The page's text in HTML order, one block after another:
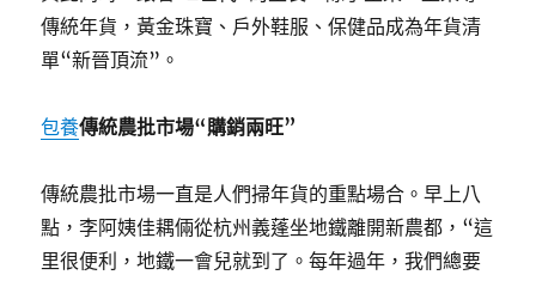
傳統年貨，黃金珠寶、戶外鞋服、保健品成為年貨清
單“新晉頂流”。
包養傳統農批市場“購銷兩旺”
傳統農批市場一直是人們掃年貨的重點場合。早上八
點，李阿姨佳耦倆從杭州義蓬坐地鐵離開新農都，“這
里很便利，地鐵一會兒就到了。每年過年，我們總要